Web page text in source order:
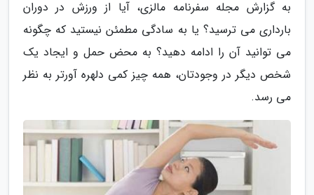
به گزارش مجله سفرنامه مالزی، آیا از ورزش در دوران
بارداری می ترسید؟ یا به سادگی مطمئن نیستید که چگونه
می توانید آن را ادامه دهید؟ به محض حمل و ایجاد یک
شخص دیگر در وجودتان، همه چیز کمی دلهره آورتر به نظر
می رسد.